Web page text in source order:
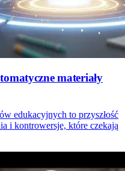
materiały
edukacyjnych to przyszłość
i kontrowersje, które czekają